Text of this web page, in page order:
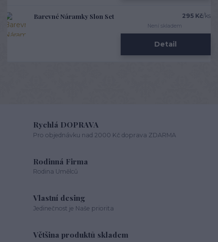
Barevné Náramky Slon Set 295 Kč/ks
Není skladem
Detail
Rychlá DOPRAVA
Pro objednávku nad 2000 Kč doprava ZDARMA
Rodinná Firma
Rodina Umělců
Vlastní desing
Jedinečnost je Naše priorita
Většina produktů skladem